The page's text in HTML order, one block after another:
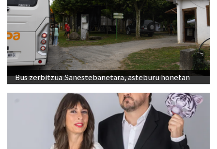
Bus zerbitzua Sanestebanetara, asteburu honetan